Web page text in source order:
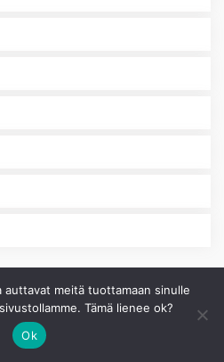
yllättävä
auttavat meitä tuottamaan sinulle
Tämä lienee ok?
Ok